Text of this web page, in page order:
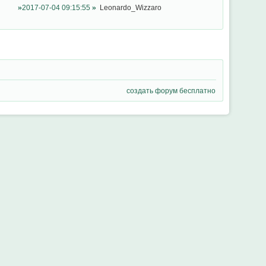
2017-07-04 09:15:55 Leonardo_Wizzaro
создать форум бесплатно